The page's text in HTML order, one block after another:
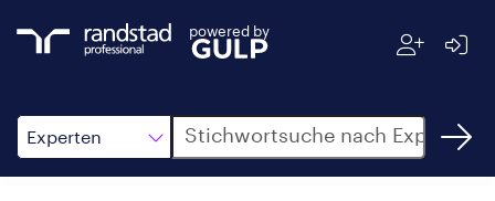
powered by
Experten
Suche